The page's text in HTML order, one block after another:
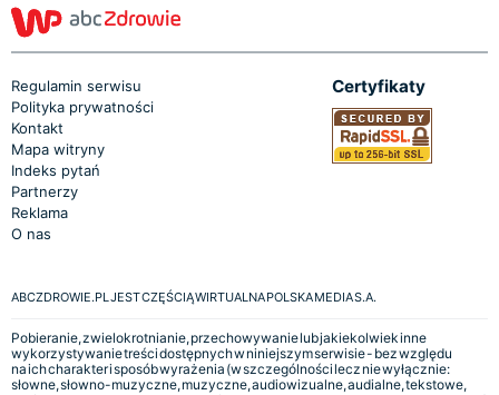
Regulamin serwisu
Polityka prywatności
Kontakt
Mapa witryny
Indeks pytań
Partnerzy
Reklama
O nas
Certyfikaty
ABCZDROWIE.PL JEST CZĘŚCIĄ WIRTUALNA POLSKA MEDIA S.A.
Pobieranie, zwielokrotnianie, przechowywanie lub jakiekolwiek inne
wykorzystywanie treści dostępnych w niniejszym serwisie - bez względu
na ich charakter i sposób wyrażenia (w szczególności lecz nie wyłącznie:
słowne, słowno-muzyczne, muzyczne, audiowizualne, audialne, tekstowe,